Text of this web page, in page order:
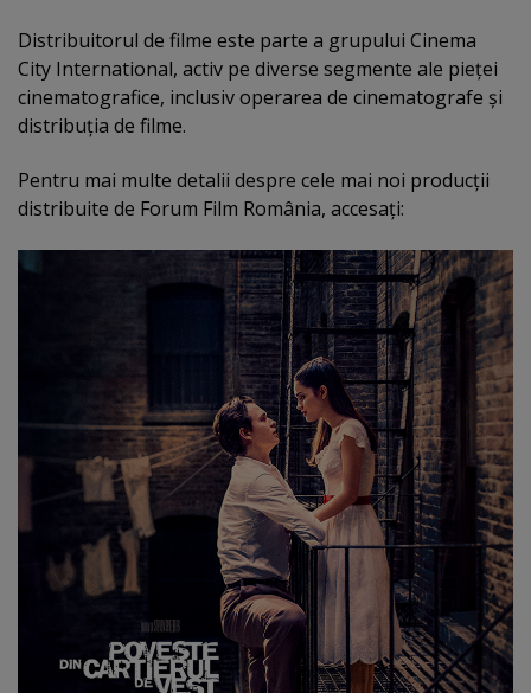
Distribuitorul de filme este parte a grupului Cinema
City International, activ pe diverse segmente ale pieţei
cinematografice, inclusiv operarea de cinematografe şi
distribuţia de filme.
Pentru mai multe detalii despre cele mai noi producţii
distribuite de Forum Film România, accesaţi: